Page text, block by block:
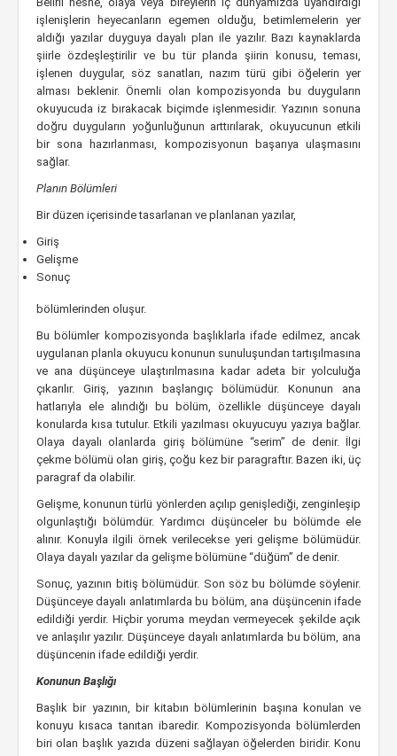
işlenişlerin heyecanların egemen olduğu, betimlemelerin yer
aldığı yazılar duyguya dayalı plan ile yazılır. Bazı kaynaklarda
şiirle özdeşleştirilir ve bu tür planda şiirin konusu, teması,
işlenen duygular, söz sanatları, nazım türü gibi öğelerin yer
alması beklenir. Önemli olan kompozisyonda bu duyguların
okuyucuda iz bırakacak biçimde işlenmesidir. Yazının sonuna
doğru duyguların yoğunluğunun arttırılarak, okuyucunun etkili
bir sona hazırlanması, kompozisyonun başarıya ulaşmasını
sağlar.
Planın Bölümleri
Bir düzen içerisinde tasarlanan ve planlanan yazılar,
Giriş
Gelişme
Sonuç
bölümlerinden oluşur.
Bu bölümler kompozisyonda başlıklarla ifade edilmez, ancak
uygulanan planla okuyucu konunun sunuluşundan tartışılmasına
ve ana düşünceye ulaştırılmasına kadar adeta bir yolculuğa
çıkarılır. Giriş, yazının başlangıç bölümüdür. Konunun ana
hatlarıyla ele alındığı bu bölüm, özellikle düşünceye dayalı
konularda kısa tutulur. Etkili yazılması okuyucuyu yazıya bağlar.
Olaya dayalı olanlarda giriş bölümüne “serim” de denir. İlgi
çekme bölümü olan giriş, çoğu kez bir paragraftır. Bazen iki, üç
paragraf da olabilir.
Gelişme, konunun türlü yönlerden açılıp genişlediği, zenginleşip
olgunlaştığı bölümdür. Yardımcı düşünceler bu bölümde ele
alınır. Konuyla ilgili örnek verilecekse yeri gelişme bölümüdür.
Olaya dayalı yazılar da gelişme bölümüne “düğüm” de denir.
Sonuç, yazının bitiş bölümüdür. Son söz bu bölümde söylenir.
Düşünceye dayalı anlatımlarda bu bölüm, ana düşüncenin ifade
edildiği yerdir. Hiçbir yoruma meydan vermeyecek şekilde açık
ve anlaşılır yazılır. Düşünceye dayalı anlatımlarda bu bölüm, ana
düşüncenin ifade edildiği yerdir.
Konunun Başlığı
Başlık bir yazının, bir kitabın bölümlerinin başına konulan ve
konuyu kısaca tanıtan ibaredir. Kompozisyonda bölümlerden
biri olan başlık yazıda düzeni sağlayan öğelerden biridir. Konu